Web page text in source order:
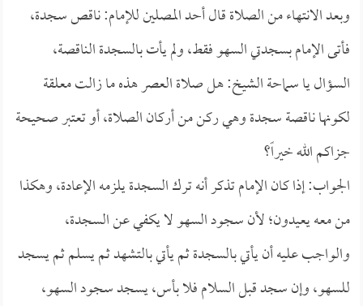
وبعد الانتهاء من الصلاة قال أحد المصلين للإمام: ناقص سجدة،
فأتى الإمام بسجدتي السهو فقط، ولم يأت بالسجدة الناقصة،
السؤال يا سماحة الشيخ: هل صلاة العصر هذه ما زالت معلقة
لكونها ناقصة سجدة وهي ركن من أركان الصلاة، أو تعتبر صحيحة
جزاكم الله خيراً؟
الجواب: إذا كان الإمام تذكر أنه ترك السجدة يلزمه الإعادة، وهكذا
من معه يعيدون؛ لأن سجود السهو لا يكفي عن السجدة،
والواجب عليه أن يأتي بالسجدة ثم يأتي بالتشهد ثم يسلم ثم يسجد
للسهو، وإن سجد قبل السلام فلا بأس، يسجد سجود السهو،